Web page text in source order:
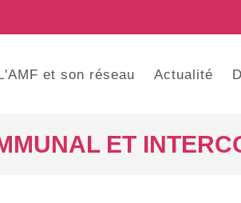
et son réseau Actualité
ET